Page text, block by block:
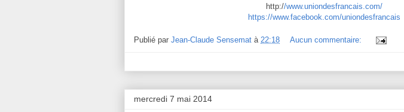
http://www.uniondesfrancais.com/
https://www.facebook.com/uniondesfrancais
Publié par Jean-Claude Sensemat à 22:18 Aucun commentaire:
mercredi 7 mai 2014